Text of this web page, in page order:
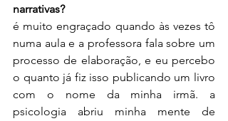
narrativas?
é muito engraçado quando às vezes tô
numa aula e a professora fala sobre um
processo de elaboração, e eu percebo
o quanto já fiz isso publicando um livro
com o nome da minha irmã. a
psicologia abriu minha mente de